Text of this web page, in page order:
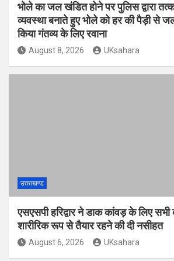
भोले का जल खंडित होने पर पुलिस द्वारा
व्यवस्था बनाते हुए भोले को हर की पैड़ी से
किया गंतव्य के लिए रवाना
August 8, 2026 UKsahara
उत्तराखण्ड
एसएसपी हरिद्वार ने डाक कांवड़ के लिए
शारीरिक रूप से तैयार रहने की दी नसीहत
August 6, 2026 UKsahara